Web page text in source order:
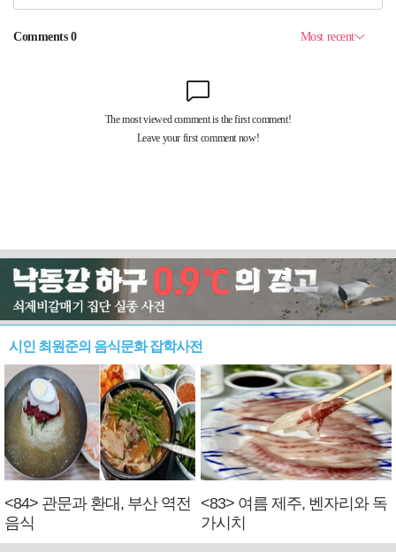
시인 최원준의 음식문화 잡학사전
<84> 관문과 환대, 부산 역전
음식
<83> 여름 제주, 벤자리와 독
가시치